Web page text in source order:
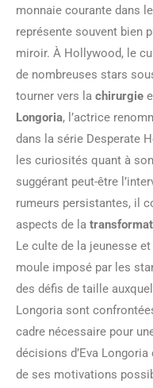
monnaie courante dans
représente souvent bien
miroir. À Hollywood, le
de nombreuses stars
tourner vers la chirurgie
Longoria, l’actrice
dans la série Desperate
les curiosités quant à
suggérant peut-être
rumeurs persistantes, il
aspects de la
Le culte de la jeunesse
moule imposé par les
des défis de taille
Longoria sont
cadre nécessaire pour
décisions d’Eva
de ses motivations